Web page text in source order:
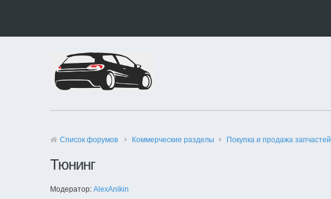
Список форумов Коммерческие разделы Покупка и продажа запчастей
Тюнинг
Модератор: AlexAnikin